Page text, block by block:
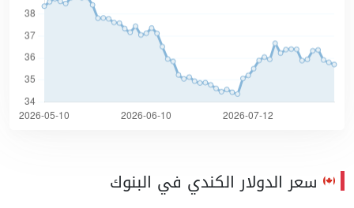
سعر الدولار الكندي في البنوك